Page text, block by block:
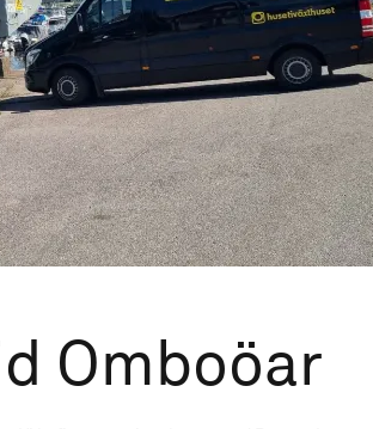
Omboöar